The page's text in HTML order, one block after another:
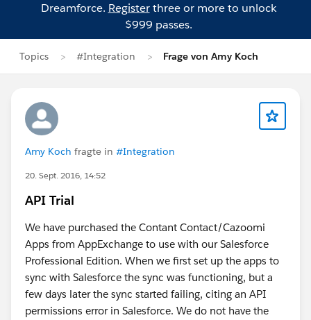
Dreamforce. Registerthree or more to unlock
$999 passes.
Topics #Integration Frage von Amy Koch
Amy Koch fragte in #Integration
20. Sept. 2016, 14:52
API Trial
We have purchased the Contant Contact/Cazoomi
Apps from AppExchange to use with our Salesforce
Professional Edition. When we first set up the apps to
sync with Salesforce the sync was functioning, but a
few days later the sync started failing, citing an API
permissions error in Salesforce. We do not have the